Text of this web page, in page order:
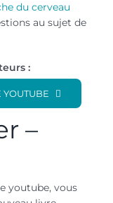
du cerveau
au sujet de
:
–
youtube, vous